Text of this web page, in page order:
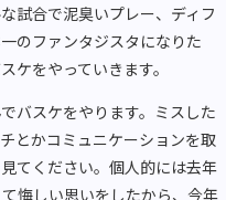
試合で泥臭いプレー、ディフ
のファンタジスタになりた
ケをやっていきます。
バスケをやります。ミスした
とかコミュニケーションを取
てください。個人的には去年
悔しい思いをしたから、今年